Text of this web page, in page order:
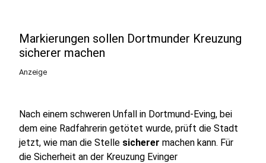
Markierungen sollen Dortmunder Kreuzung
sicherer machen
Anzeige
Nach einem schweren Unfall in Dortmund-Eving, bei
dem eine Radfahrerin getötet wurde, prüft die Stadt
jetzt, wie man die Stelle sicherer machen kann. Für
die Sicherheit an der Kreuzung Evinger